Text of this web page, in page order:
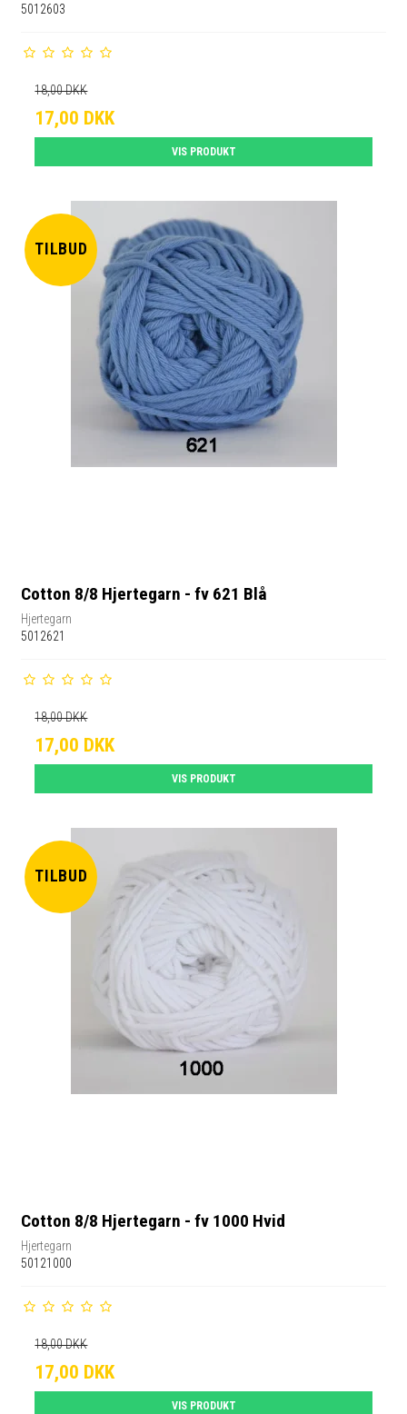
5012603
18,00 DKK
17,00 DKK
VIS PRODUKT
TILBUD
Cotton 8/8 Hjertegarn - fv 621 Blå
Hjertegarn
5012621
18,00 DKK
17,00 DKK
VIS PRODUKT
TILBUD
Cotton 8/8 Hjertegarn - fv 1000 Hvid
Hjertegarn
50121000
18,00 DKK
17,00 DKK
VIS PRODUKT